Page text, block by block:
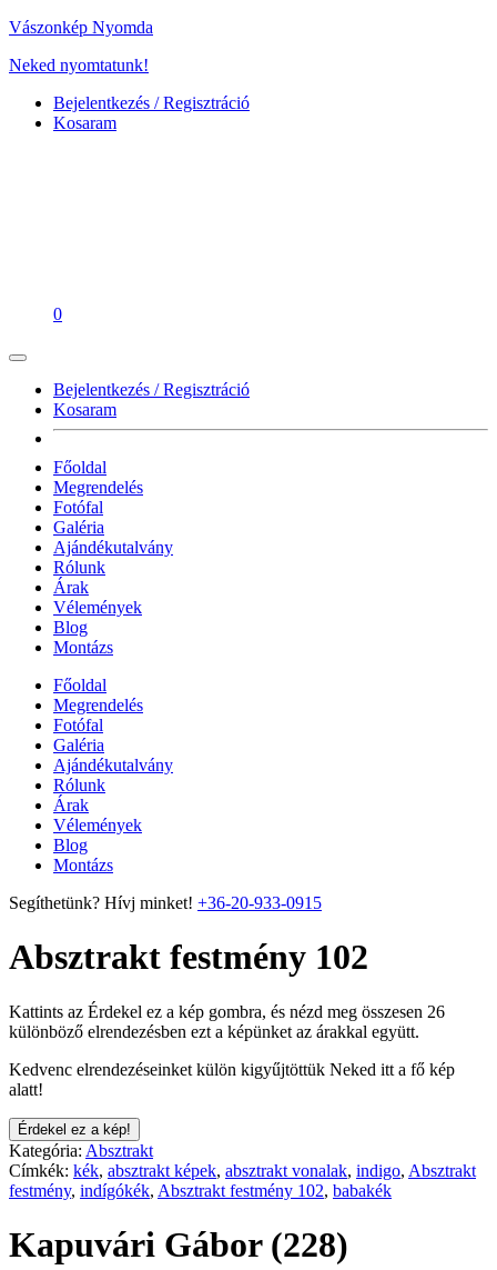
Vászonkép Nyomda
Neked nyomtatunk!
Bejelentkezés / Regisztráció
Kosaram
0
Bejelentkezés / Regisztráció
Kosaram
Főoldal
Megrendelés
Fotófal
Galéria
Ajándékutalvány
Rólunk
Árak
Vélemények
Blog
Montázs
Főoldal
Megrendelés
Fotófal
Galéria
Ajándékutalvány
Rólunk
Árak
Vélemények
Blog
Montázs
Segíthetünk? Hívj minket! +36-20-933-0915
Absztrakt festmény 102
Kattints az Érdekel ez a kép gombra, és nézd meg összesen 26
különböző elrendezésben ezt a képünket az árakkal együtt.
Kedvenc elrendezéseinket külön kigyűjtöttük Neked itt a fő kép
alatt!
Érdekel ez a kép!
Kategória: Absztrakt
Címkék: kék, absztrakt képek, absztrakt vonalak, indigo, Absztrakt
festmény, indígókék, Absztrakt festmény 102, babakék
Kapuvári Gábor (228)